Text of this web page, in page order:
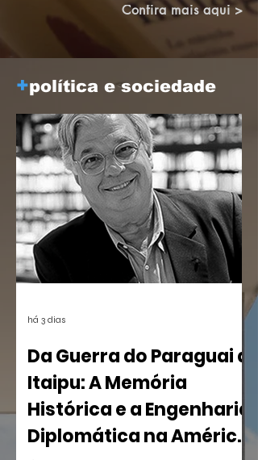
Brasileiro de Altos Estudos (CBAE /
UFRJ), das 15:30 às 18;00. Os links
Confira mais aqui >
+política e sociedade
Da Guerra do Paraguai a
Itaipu: A Memória
Histórica e a Engenharia
Diplomática na América
há 3 dias